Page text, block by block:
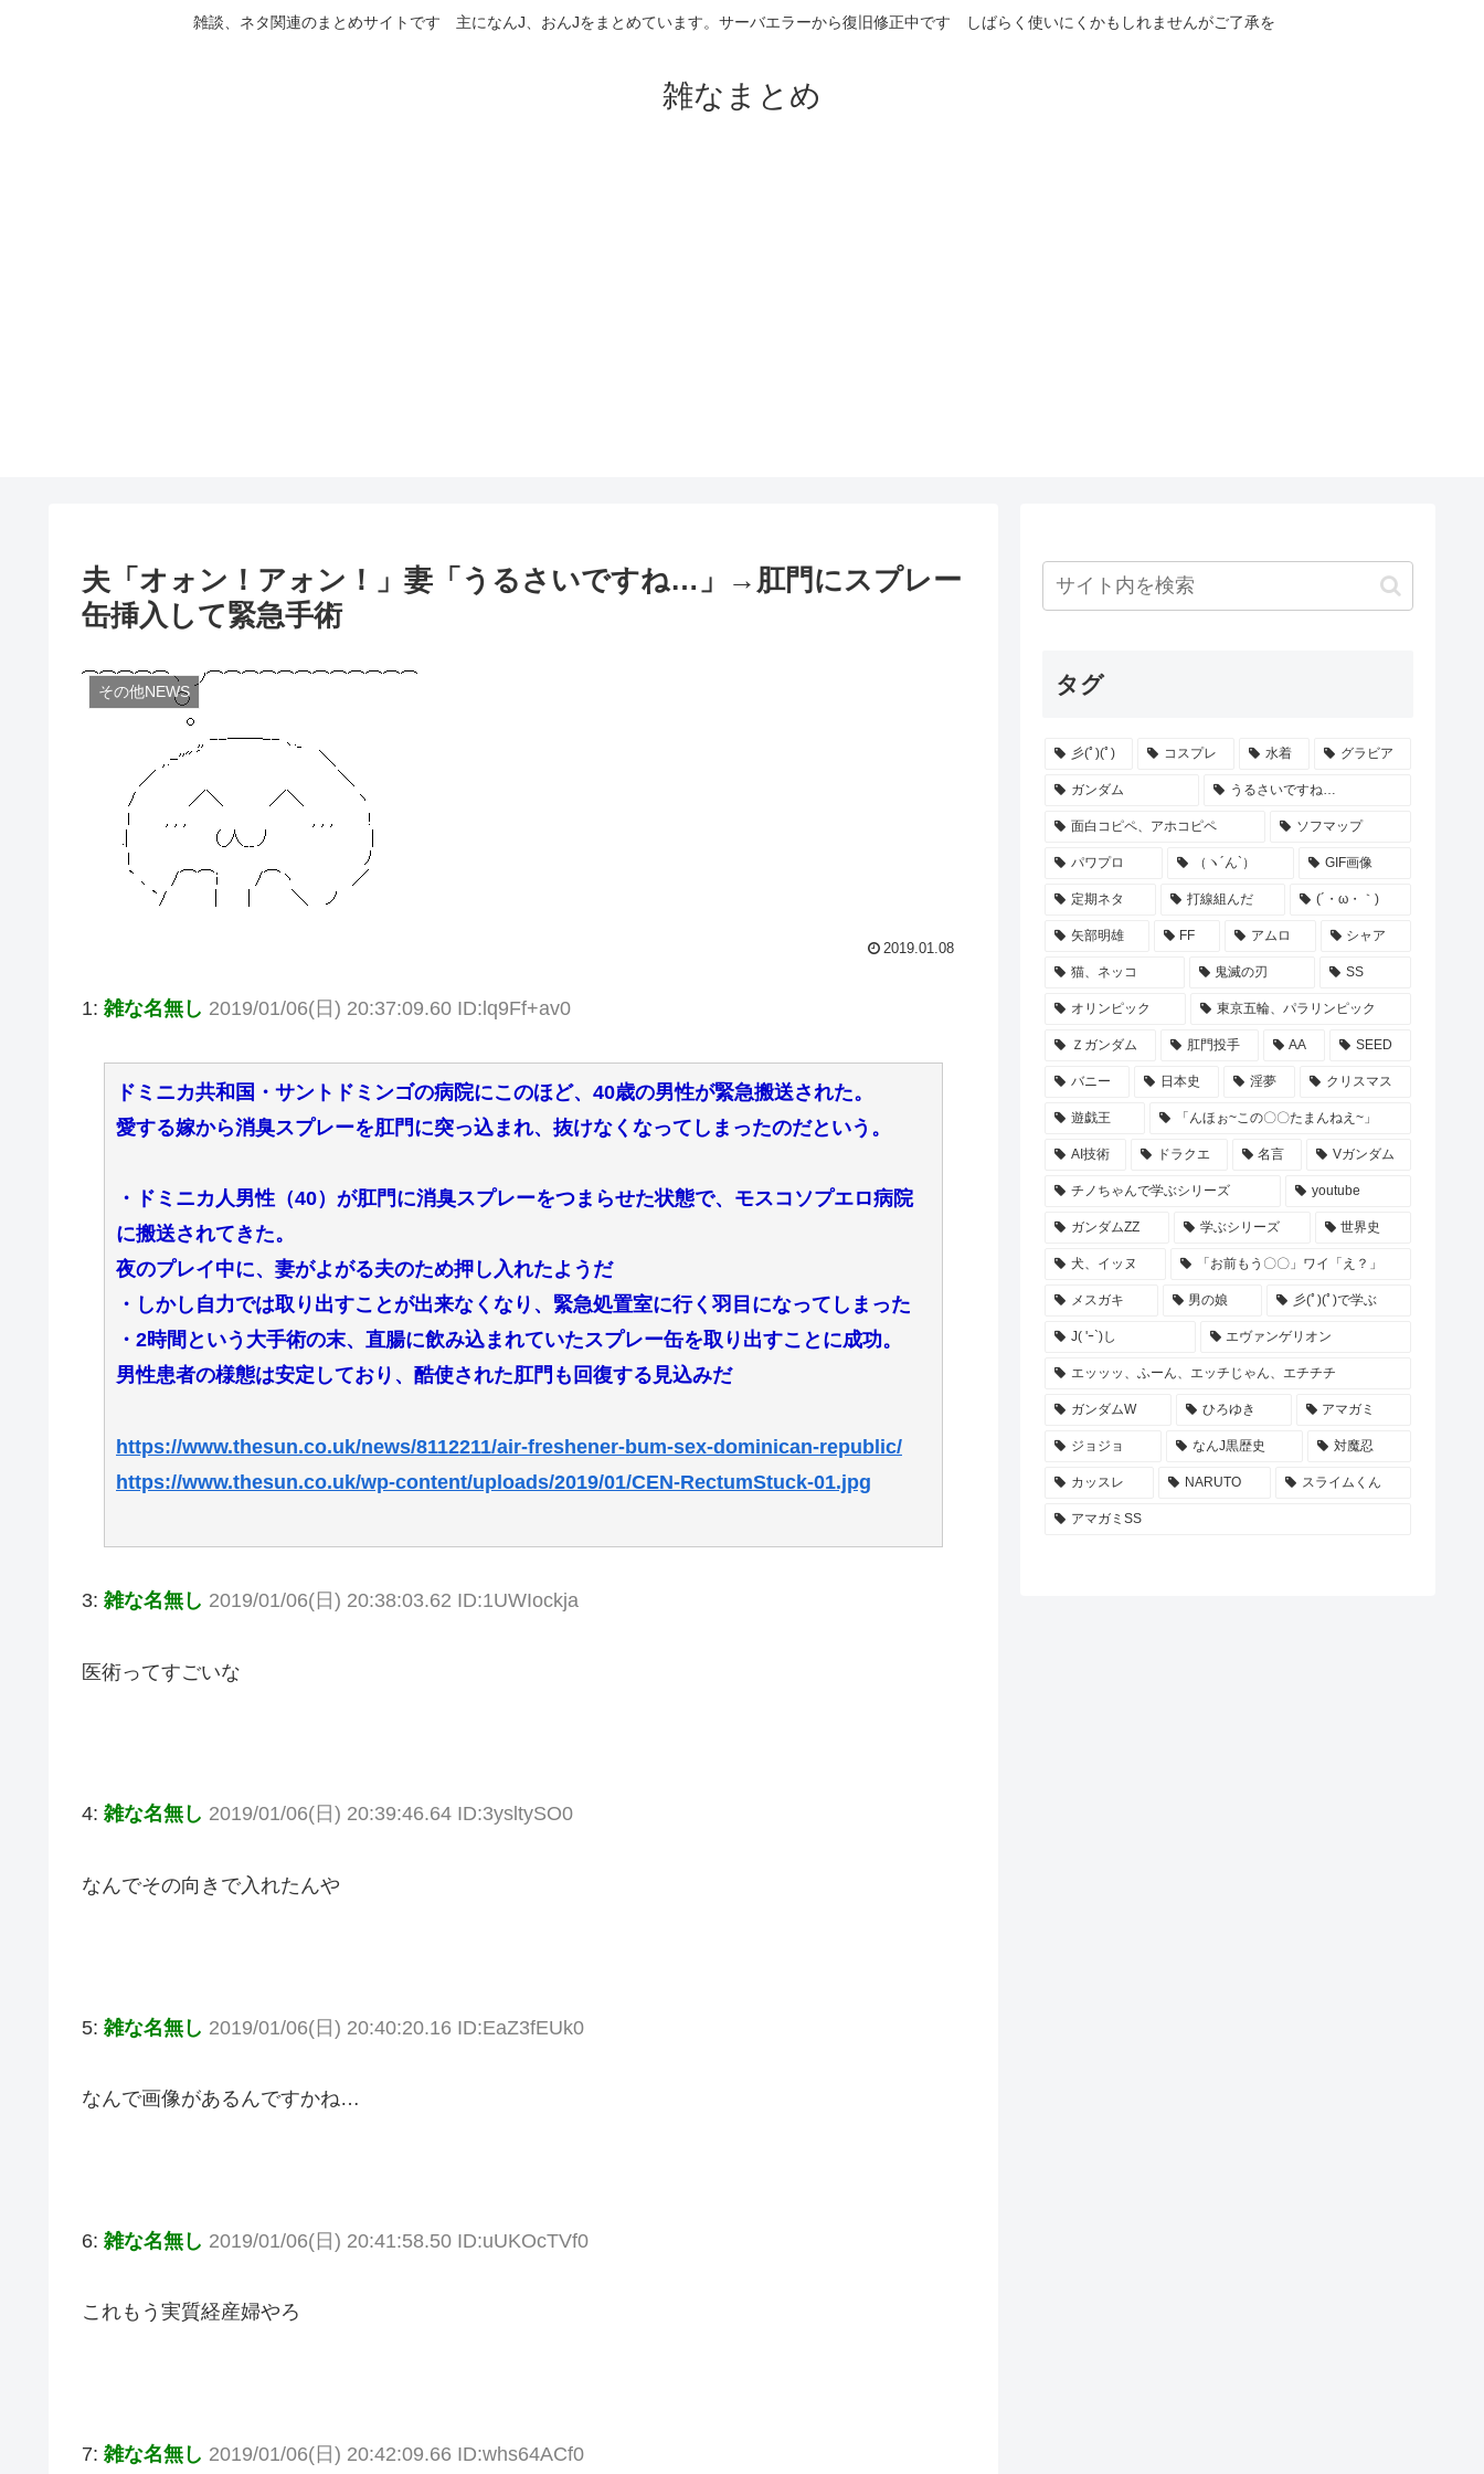
雑談、ネタ関連のまとめサイトです 主になんJ、おんJをまとめています。サーバエラーから復旧修正中です しばらく使いにくかもしれませんがご了承を
雑なまとめ
夫「オォン！アォン！」妻「うるさいですね…」→肛門にスプレー
缶挿入して緊急手術
その他NEWS
2019.01.08
1: 雑な名無し 2019/01/06(日) 20:37:09.60 ID:lq9Ff+av0
ドミニカ共和国・サントドミンゴの病院にこのほど、40歳の男性が緊急搬送された。
愛する嫁から消臭スプレーを肛門に突っ込まれ、抜けなくなってしまったのだという。
・ドミニカ人男性（40）が肛門に消臭スプレーをつまらせた状態で、モスコソプエロ病院
に搬送されてきた。
夜のプレイ中に、妻がよがる夫のため押し入れたようだ
・しかし自力では取り出すことが出来なくなり、緊急処置室に行く羽目になってしまった
・2時間という大手術の末、直腸に飲み込まれていたスプレー缶を取り出すことに成功。
男性患者の様態は安定しており、酷使された肛門も回復する見込みだ
https://www.thesun.co.uk/news/8112211/air-freshener-bum-sex-dominican-republic/
https://www.thesun.co.uk/wp-content/uploads/2019/01/CEN-RectumStuck-01.jpg
3: 雑な名無し 2019/01/06(日) 20:38:03.62 ID:1UWIockja
医術ってすごいな
4: 雑な名無し 2019/01/06(日) 20:39:46.64 ID:3ysltySO0
なんでその向きで入れたんや
5: 雑な名無し 2019/01/06(日) 20:40:20.16 ID:EaZ3fEUk0
なんで画像があるんですかね…
6: 雑な名無し 2019/01/06(日) 20:41:58.50 ID:uUKOcTVf0
これもう実質経産婦やろ
7: 雑な名無し 2019/01/06(日) 20:42:09.66 ID:whs64ACf0
タグ
彡(ﾟ)(ﾟ) コスプレ 水着 グラビア
ガンダム うるさいですね…
面白コピペ、アホコピペ ソフマップ
パワプロ （ヽ´ん`） GIF画像
定期ネタ 打線組んだ (´・ω・｀)
矢部明雄 FF アムロ シャア
猫、ネッコ 鬼滅の刃 SS
オリンピック 東京五輪、パラリンピック
Ｚガンダム 肛門投手 AA SEED
バニー 日本史 淫夢 クリスマス
遊戯王 「んほぉ~この〇〇たまんねえ~」
AI技術 ドラクエ 名言 Vガンダム
チノちゃんで学ぶシリーズ youtube
ガンダムZZ 学ぶシリーズ 世界史
犬、イッヌ 「お前もう〇〇」ワイ「え？」
メスガキ 男の娘 彡(ﾟ)(ﾟ)で学ぶ
J( 'ｰ`)し エヴァンゲリオン
エッッッ、ふーん、エッチじゃん、エチチチ
ガンダムW ひろゆき アマガミ
ジョジョ なんJ黒歴史 対魔忍
カッスレ NARUTO スライムくん
アマガミSS